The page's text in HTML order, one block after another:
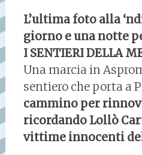
L’ultima foto alla
giorno e una notte
I SENTIERI DELLA
Una marcia in
sentiero che porta a
cammino per
ricordando Lollò
vittime innocenti